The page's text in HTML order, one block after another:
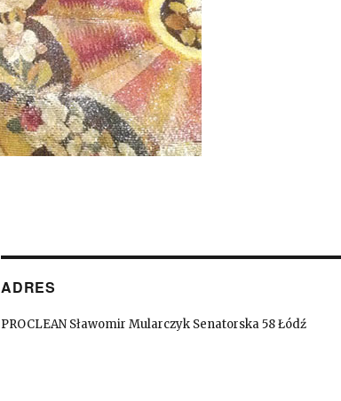
ADRES
PROCLEAN Sławomir Mularczyk Senatorska 58 Łódź